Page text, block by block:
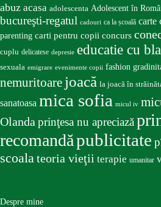
abuz acasa adolescenta Adolescent în
bucureşti-regatul cadouri ca la școală carte
parenting carti pentru copii concurs
cuplu delicatese depresie educatie cu
sexuala emigrare evenimente copii fashion
nemuritoare joacă la joacă în
sanatoasa mica sofia micul iv
Olanda prinţesa nu apreciază
recomandăpublicitate
scoala teoria vieţii terapie umanitar
Despre mine